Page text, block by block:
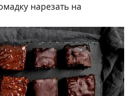
нарезать на